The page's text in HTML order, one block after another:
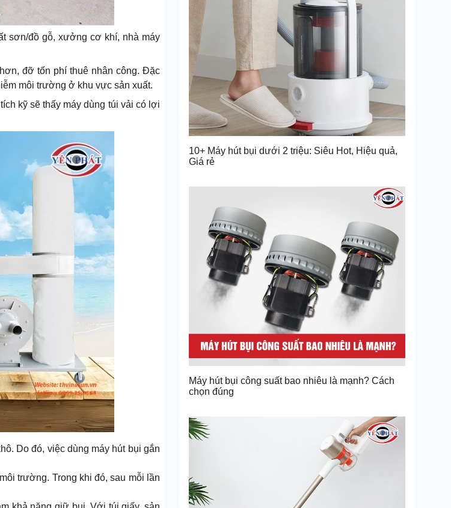
sơn/đồ gỗ, xưởng cơ khí, nhà máy
đỡ tốn phí thuê nhân công. Đặc
môi trường ở khu vực sản xuất.
kỹ sẽ thấy máy dùng túi vải có lợi
Do đó, việc dùng máy hút bụi gắn
trường. Trong khi đó, sau mỗi lần
10+ Máy hút bụi dưới 2 triệu: Siêu Hot, Hiệu quả,
Giá rẻ
Máy hút bụi công suất bao nhiêu là mạnh? Cách
chọn đúng